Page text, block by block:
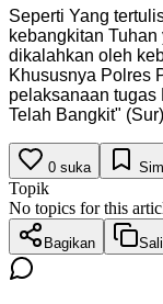
Seperti Yang
kebangkitan
dikalahkan oleh
Khususnya Polres
pelaksanaan tugas
Telah Bangkit"
0 suka
Topik
No topics for this
Bagikan